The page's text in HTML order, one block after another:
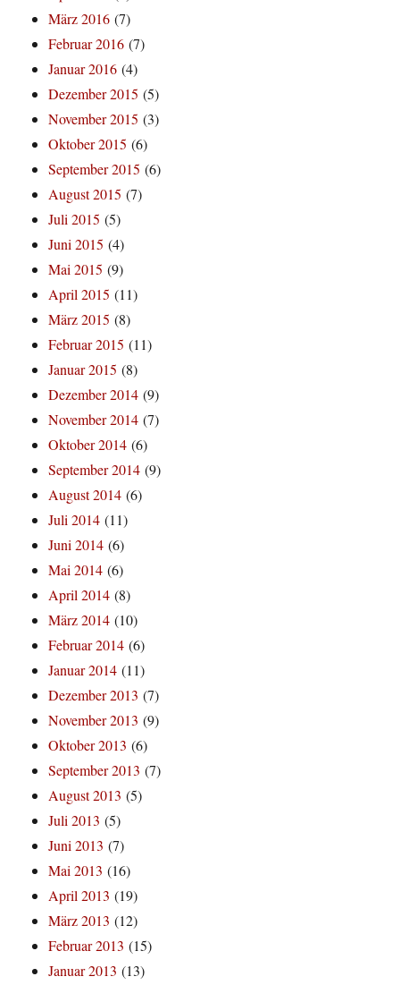
März 2016 (7)
Februar 2016 (7)
Januar 2016 (4)
Dezember 2015 (5)
November 2015 (3)
Oktober 2015 (6)
September 2015 (6)
August 2015 (7)
Juli 2015 (5)
Juni 2015 (4)
Mai 2015 (9)
April 2015 (11)
März 2015 (8)
Februar 2015 (11)
Januar 2015 (8)
Dezember 2014 (9)
November 2014 (7)
Oktober 2014 (6)
September 2014 (9)
August 2014 (6)
Juli 2014 (11)
Juni 2014 (6)
Mai 2014 (6)
April 2014 (8)
März 2014 (10)
Februar 2014 (6)
Januar 2014 (11)
Dezember 2013 (7)
November 2013 (9)
Oktober 2013 (6)
September 2013 (7)
August 2013 (5)
Juli 2013 (5)
Juni 2013 (7)
Mai 2013 (16)
April 2013 (19)
März 2013 (12)
Februar 2013 (15)
Januar 2013 (13)